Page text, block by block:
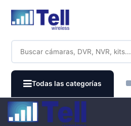
Todas las categorías